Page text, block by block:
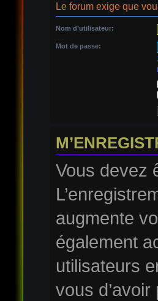
Le forum exige que
Nom d’utilisateur:
Mot de passe:
Vous devez
augmente
également
utilisateurs
vous